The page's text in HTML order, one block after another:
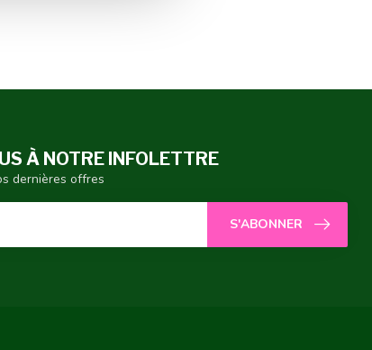
À NOTRE INFOLETTRE
dernières offres
S'ABONNER